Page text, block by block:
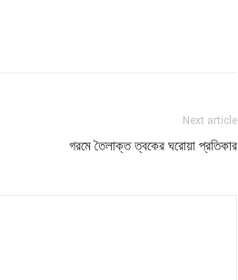
Next article
গরমে তৈলাক্ত ত্বকের ঘরোয়া প্রতিকার